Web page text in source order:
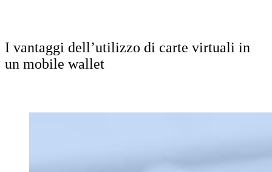
I vantaggi dell’utilizzo di carte virtuali in
un mobile wallet